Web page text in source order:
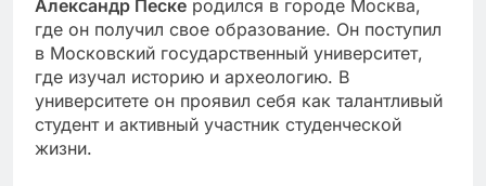
Александр Песке родился в городе Москва,
где он получил свое образование. Он поступил
в Московский государственный университет,
где изучал историю и археологию. В
университете он проявил себя как талантливый
студент и активный участник студенческой
жизни.